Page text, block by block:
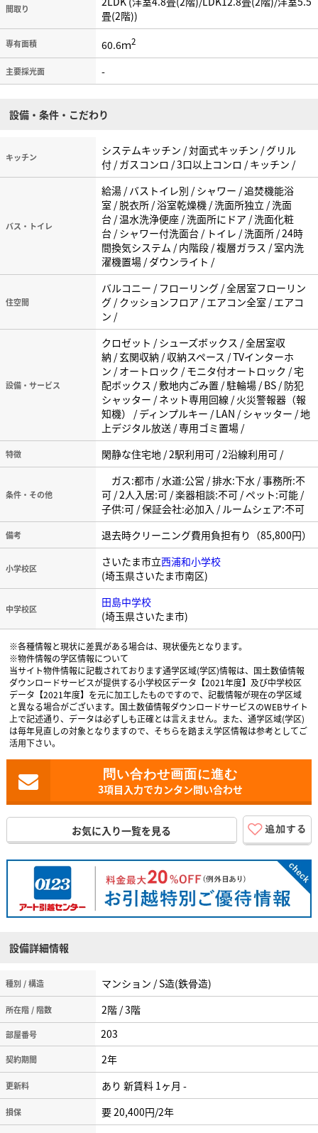
間取り
畳(2階))
専有面積 60.6ｍ2
主要採光面 -
設備・条件・こだわり
キッチン
システムキッチン / 対面式キッチン / グリル
付 / ガスコンロ / 3口以上コンロ / キッチン /
バス・トイレ
給湯 / バストイレ別 / シャワー / 追焚機能浴
室 / 脱衣所 / 浴室乾燥機 / 洗面所独立 / 洗面
台 / 温水洗浄便座 / 洗面所にドア / 洗面化粧
台 / シャワー付洗面台 / トイレ / 洗面所 / 24時
間換気システム / 内階段 / 複層ガラス / 室内洗
濯機置場 / ダウンライト /
住空間
バルコニー / フローリング / 全居室フローリン
グ / クッションフロア / エアコン全室 / エアコ
ン /
設備・サービス
クロゼット / シューズボックス / 全居室収
納 / 玄関収納 / 収納スペース / TVインターホ
ン / オートロック / モニタ付オートロック / 宅
配ボックス / 敷地内ごみ置 / 駐輪場 / BS / 防犯
シャッター / ネット専用回線 / 火災警報器（報
知機） / ディンプルキー / LAN / シャッター / 地
上デジタル放送 / 専用ゴミ置場 /
特徴 閑静な住宅地 / 2駅利用可 / 2沿線利用可 /
条件・その他
ガス:都市 / 水道:公営 / 排水:下水 / 事務所:不
可 / 2人入居:可 / 楽器相談:不可 / ペット:可能 /
子供:可 / 保証会社:必加入 / ルームシェア:不可
備考 退去時クリーニング費用負担有り（85,800円）
小学校区 さいたま市立西浦和小学校
(埼玉県さいたま市南区)
中学校区
田島中学校
(埼玉県さいたま市)
※各種情報と現状に差異がある場合は、現状優先となります。
※物件情報の学区情報について
当サイト物件情報に記載されております通学区域(学区)情報は、国土数値情報
ダウンロードサービスが提供する小学校区データ【2021年度】及び中学校区
データ【2021年度】を元に加工したものですので、記載情報が現在の学区域
と異なる場合がございます。国土数値情報ダウンロードサービスのWEBサイト
上で記述通り、データは必ずしも正確とは言えません。また、通学区域(学区)
は毎年見直しの対象となりますので、そちらを踏まえ学区情報は参考としてご
活用下さい。
3項目入力でカンタン問い合わせ
お気に入り一覧を見る
設備詳細情報
種別 / 構造 マンション / S造(鉄骨造)
所在階 / 階数
2階 / 3階
203
契約期間 2年
更新料 あり 新賃料 1ヶ月 -
損保 要 20,400円/2年